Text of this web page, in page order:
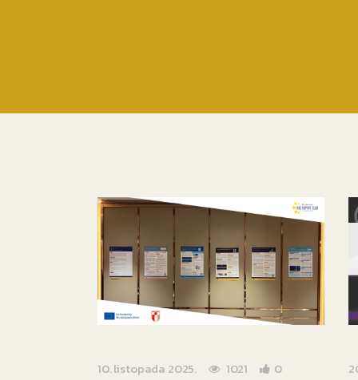
10. listopada 2025. 1021 0